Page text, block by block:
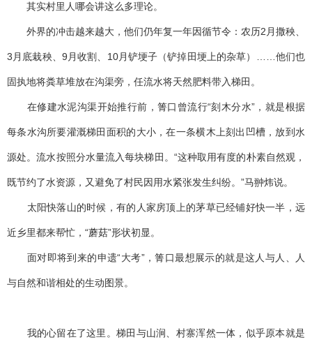
其实村里人哪会讲这么多理论。
外界的冲击越来越大，他们仍年复一年因循节令：农历2月撒秧、
3月底栽秧、9月收割、10月铲埂子（铲掉田埂上的杂草）……他们也
固执地将粪草堆放在沟渠旁，任流水将天然肥料带入梯田。
在修建水泥沟渠开始推行前，箐口曾流行“刻木分水”，就是根据
每条水沟所要灌溉梯田面积的大小，在一条横木上刻出凹槽，放到水
源处。流水按照分水量流入每块梯田。“这种取用有度的朴素自然观，
既节约了水资源，又避免了村民因用水紧张发生纠纷。”马翀炜说。
太阳快落山的时候，有的人家房顶上的茅草已经铺好快一半，远
近乡里都来帮忙，“蘑菇”形状初显。
面对即将到来的申遗“大考”，箐口最想展示的就是这人与人、人
与自然和谐相处的生动图景。
我的心留在了这里。梯田与山涧、村寨浑然一体，似乎原本就是